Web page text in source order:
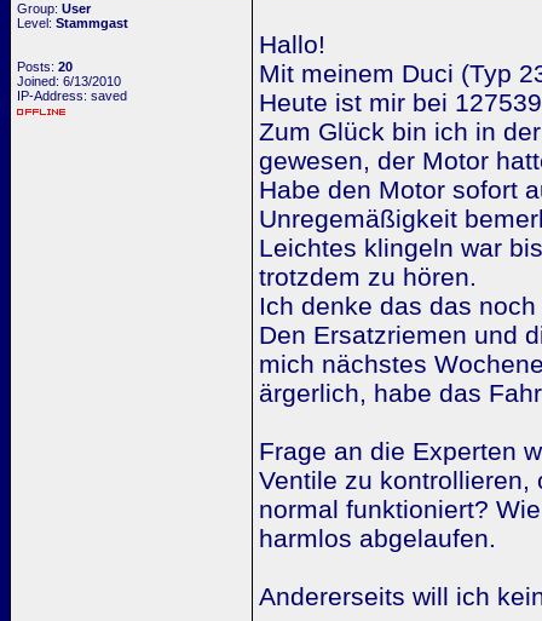
Group: User
Level: Stammgast
Posts: 20
Joined: 6/13/2010
IP-Address: saved
Hallo!
Mit meinem Duci (Typ
Heute ist mir bei
Zum Glück bin ich in
gewesen, der Motor
Habe den Motor sofort
Unregemäßigkeit
Leichtes klingeln war
trotzdem zu hören.
Ich denke das das
Den Ersatzriemen und
mich nächstes
ärgerlich, habe das
Frage an die Experten
Ventile zu kontrollieren,
normal funktioniert?
harmlos abgelaufen.
Andererseits will ich